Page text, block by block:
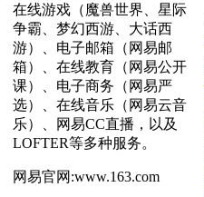
在线游戏（魔兽世界、星际
争霸、梦幻西游、大话西
游）、电子邮箱（网易邮
箱）、在线教育（网易公开
课）、电子商务（网易严
选）、在线音乐（网易云音
乐）、网易CC直播，以及
LOFTER等多种服务。
网易官网:www.163.com